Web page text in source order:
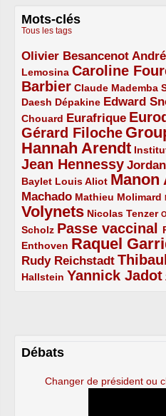
Mots-clés
Tous les tags
Olivier Besancenot
3/5
3/5
2/5
Lemosina
2/5 Caroline
4/5
Barbier
4/5 Claude Mademba
2/5
2/5
Daesh
2/5 Dépakine
2/5 Edward
3/5
1/5
Chouard
2/5 Eurafrique
3/5
4/5
2/5
Gérard Filoche
4/5
5/5
Hannah Arendt
5/5
2/5
4/5
Jean Hennessy
4/5
3/5
Baylet
2/5 Louis Aliot
2/5 Manon
5/5
Machado
3/5 Mathieu Molimard
2/5
1/5
Volynets
5/5 Nicolas Tenzer
2/5
1/5
Scholz
2/5 Passe vaccinal
4/5
2/5
Enthoven
2/5 Raquel
5/5
4/5
Rudy Reichstadt
3/5
4/5
2/5
Hallstein
2/5 Yannick Jadot
4/5
1/5
Débats
Changer de président ou